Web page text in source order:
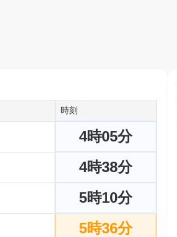
時刻
4時05分
4時38分
5時10分
5時36分